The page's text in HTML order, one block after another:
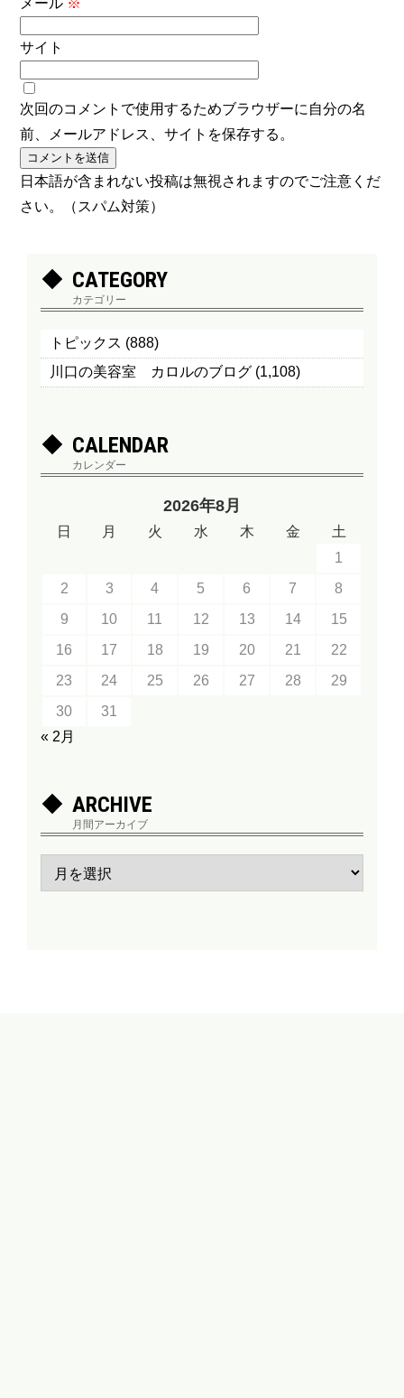
メール ※
サイト
次回のコメントで使用するためブラウザーに自分の名
前、メールアドレス、サイトを保存する。
日本語が含まれない投稿は無視されますのでご注意くだ
さい。（スパム対策）
CATEGORY
カテゴリー
トピックス (888)
川口の美容室 カロルのブログ (1,108)
CALENDAR
カレンダー
2026年8月
日 月 火 水 木 金
土
1
2
3 4 5 6 7
8
9
10 11 12 13 14
15
16
17 18 19 20 21
22
23
24 25 26 27 28
29
30
31
« 2月
ARCHIVE
月間アーカイブ